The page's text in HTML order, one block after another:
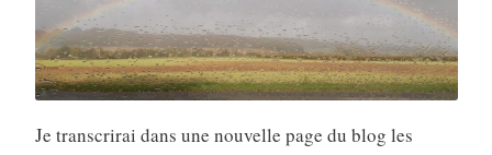
Je transcrirai dans une nouvelle page du blog les